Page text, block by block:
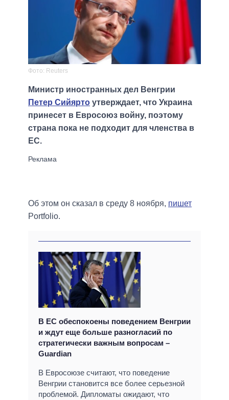
Фото: Reuters
Министр иностранных дел Венгрии
Петер Сийярто утверждает, что Украина
принесет в Евросоюз войну, поэтому
страна пока не подходит для членства в
ЕС.
Об этом он сказал в среду 8 ноября, пишет
Portfolio.
В ЕС обеспокоены поведением Венгрии
и ждут еще больше разногласий по
стратегически важным вопросам –
Guardian
В Евросоюзе считают, что поведение
Венгрии становится все более серьезной
проблемой. Дипломаты ожидают, что